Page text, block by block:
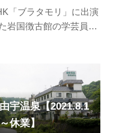
「ブラタモリ」に出演
岩国徴古館の学芸員
流されない橋」と称され
帯橋が架けられた理由
岩国城下町の町割りや
屋敷が残る町並みから
ます。歴史に詳しい方
宇温泉【2021.8.1
休業】